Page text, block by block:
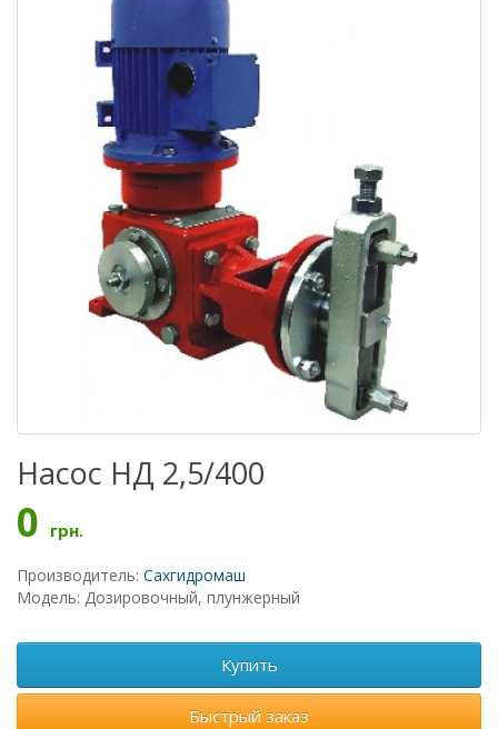
Насос НД 2,5/400
0 грн.
Производитель: Сахгидромаш
Модель: Дозировочный, плунжерный
Купить
Быстрый заказ